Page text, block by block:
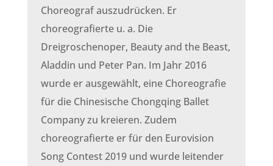
Choreograf auszudrücken. Er
choreografierte u. a. Die
Dreigroschenoper, Beauty and the Beast,
Aladdin und Peter Pan. Im Jahr 2016
wurde er ausgewählt, eine Choreografie
für die Chinesische Chongqing Ballet
Company zu kreieren. Zudem
choreografierte er für den Eurovision
Song Contest 2019 und wurde leitender